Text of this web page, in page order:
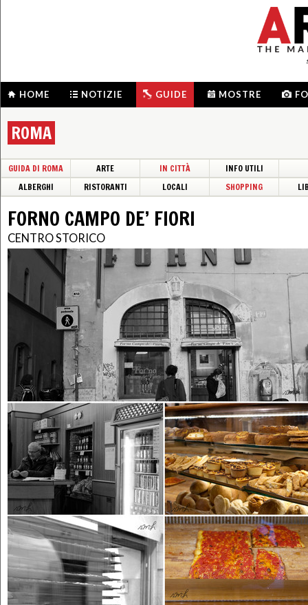
HOME NOTIZIE GUIDE MOSTRE
ROMA
GUIDA DI ROMA ARTE IN CITTÀ
INFO UTILI
ALBERGHI
RISTORANTI LOCALI SHOPPING
FORNO CAMPO DE’ FIORI
CENTRO STORICO